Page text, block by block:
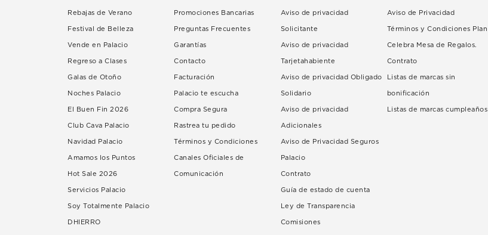
Rebajas de Verano
Festival de Belleza
Vende en Palacio
Regreso a Clases
Galas de Otoño
Noches Palacio
El Buen Fin 2026
Club Cava Palacio
Navidad Palacio
Amamos los Puntos
Hot Sale 2026
Servicios Palacio
Soy Totalmente Palacio
DHIERRO
Promociones Bancarias
Preguntas Frecuentes
Garantías
Contacto
Facturación
Palacio te escucha
Compra Segura
Rastrea tu pedido
Términos y Condiciones
Canales Oficiales de
Comunicación
Aviso de privacidad
Solicitante
Aviso de privacidad
Tarjetahabiente
Aviso de privacidad Obligado
Solidario
Aviso de privacidad
Adicionales
Aviso de Privacidad Seguros
Palacio
Contrato
Guía de estado de cuenta
Ley de Transparencia
Comisiones
Aviso de Privacidad
Términos y Condiciones Plan
Celebra Mesa de Regalos.
Contrato
Listas de marcas sin
bonificación
Listas de marcas cumpleaños